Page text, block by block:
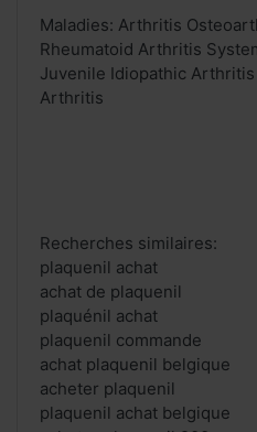
Maladies: Arthritis
Rheumatoid Arthritis
Juvenile Idiopathic
Arthritis
Recherches similaires:
plaquenil achat
achat de plaquenil
plaquénil achat
plaquenil commande
achat plaquenil belgique
acheter plaquenil
plaquenil achat belgique